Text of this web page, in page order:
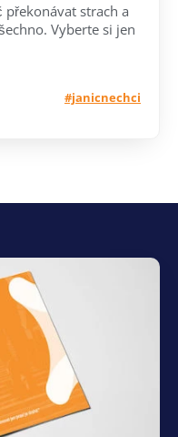
překonávat strach a
Vyberte si jen
#janicnechci